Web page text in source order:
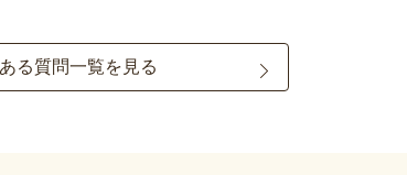
る質問一覧を見る